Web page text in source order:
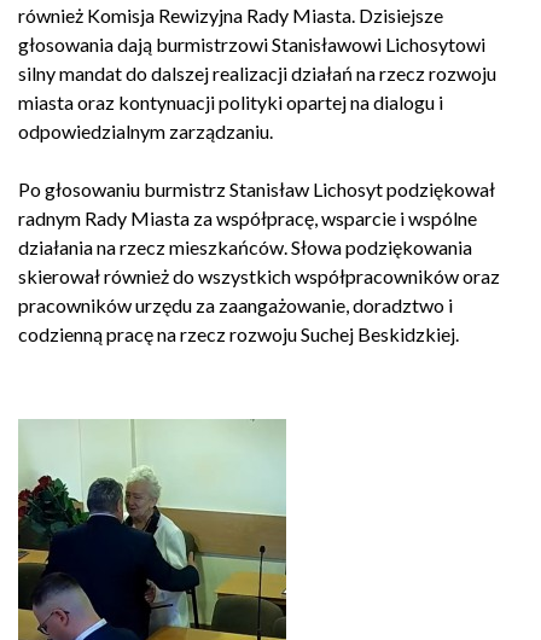
również Komisja Rewizyjna Rady Miasta. Dzisiejsze
głosowania dają burmistrzowi Stanisławowi Lichosytowi
silny mandat do dalszej realizacji działań na rzecz rozwoju
miasta oraz kontynuacji polityki opartej na dialogu i
odpowiedzialnym zarządzaniu.
Po głosowaniu burmistrz Stanisław Lichosyt podziękował
radnym Rady Miasta za współpracę, wsparcie i wspólne
działania na rzecz mieszkańców. Słowa podziękowania
skierował również do wszystkich współpracowników oraz
pracowników urzędu za zaangażowanie, doradztwo i
codzienną pracę na rzecz rozwoju Suchej Beskidzkiej.